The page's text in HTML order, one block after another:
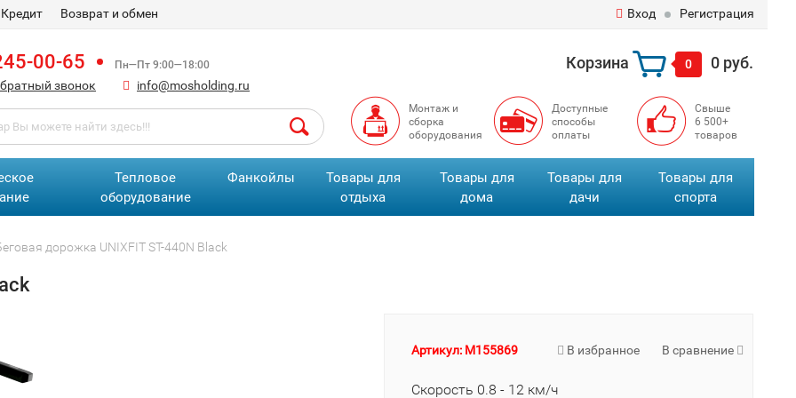
Кредит Возврат и обмен Вход Регистрация
00-65 Пн—Пт 9:00—18:00
звонок info@mosholding.ru
Корзина 0 0 руб.
Монтаж и
сборка
оборудования
Доступные
способы
оплаты
Свыше
6 500+
товаров
Тепловое
оборудование
Фанкойлы
Товары для
отдыха
Товары для
дома
Товары для
дачи
Товары для
спорта
дорожка UNIXFIT ST-440N Black
В избранное В сравнение
Артикул: M155869
Скорость 0.8 - 12 км/ч